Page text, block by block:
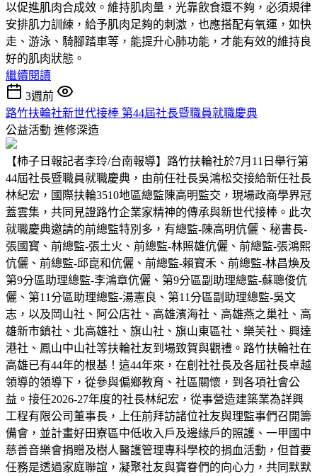
以促進肌肉合成效。維持肌肉量，光靠飲食還不夠，必須規律
安排肌力訓練，給予肌肉足夠的刺激，也應搭配有氧運，如快
走、游泳、騎腳踏車等，能提升心肺功能，才能有效的維持良
好的肌肉狀態。
繼續閱讀
3週前
路竹扶輪社新世代接棒 第44屆社長暨職員就職慶典
公益活動 進修深造
【柿子日報記者李玲/台南報導】路竹扶輪社於7月11日舉行第
44屆社長暨職員就職慶典，由前任社長吳鴻松交接給新任社長
林紀宏，國際扶輪3510地區總監陳高明監交，現場政商學界冠
蓋雲集，共同見證路竹企業家精神的傳承與新世代接棒。此次
就職慶典邀請的前總監特別多，有總監-陳高明伉儷、秘書長-
張國寳、前總監-張土火、前總監-林照雄伉儷、前總監-張鴻熙
伉儷、前總監-邱崑和伉儷、前總監-賴寳禾、前總監-林昌煥及
第9分區助理總監-李鴻章伉儷、第9分區副助理總監-蘇聰俊伉
儷、第11分區助理總監-湯憲良、第11分區副助理總監-吳文
志，以及岡山社、阿公店社、高雄濱海社、高雄燕之巢社、高
雄新市鎮社、北高雄社、旗山社、旗山東區社、樂芙社、興達
港社、鳳山中山社等扶輪社友到場致賀與觀禮。路竹扶輪社在
高雄已有44年的根基！這44年來，在創社社長及各屆社長卓越
領導的領導下，從參與偏鄉教育、社區關懷，到各項社會公
益。接任2026-27年度的社長林紀宏，從事營造建築業為詳興
工程有限公司董事長，上任前拜訪諸位社友與理監事們召開籌
備會，並計畫好田寮區中低收入戶及邊緣戶的照護、一甲國中
慈善音樂會捐贈及樹人醫護管理專科學校的捐血活動，但首要
任務是透過家庭聯誼，凝聚社友與寶眷們的向心力，共同默默